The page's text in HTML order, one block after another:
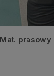
Mat. prasowy